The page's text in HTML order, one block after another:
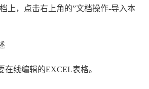
上，点击右上角的”文档操作-导入本
在线编辑的EXCEL表格。